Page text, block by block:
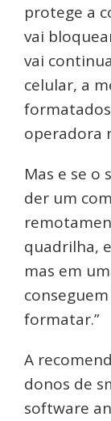
protege a
vai
vai
celular, a
operadora
Mas e se o
der um
quadrilha,
mas em
formatar.”
A
donos de
software